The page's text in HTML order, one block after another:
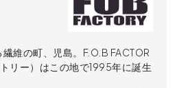
維の町、児島。F.O.B FACTOR
リー）はこの地で1995年に誕生